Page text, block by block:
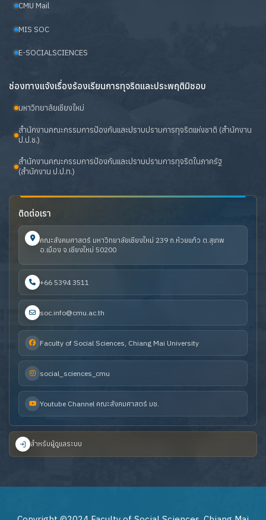
CMU Mail
MIS SOC
E-SOCIALSCIENCES
ช่องทางแจ้งเรื่องร้องเรียนการทุจริตและประพฤติมิชอบ
มหาวิทยาลัยเชียงใหม่
สำนักงานคณะกรรมการป้องกันและปราบปรามการทุจริตแห่งชาติ (สำนักงาน
ป.ป.ช.)
สำนักงานคณะกรรมการป้องกันและปราบปรามการทุจริตในภาครัฐ
(สำนักงาน ป.ป.ท.)
ติดต่อเรา
คณะสังคมศาสตร์ มหาวิทยาลัยเชียงใหม่ 239 ถ.ห้วยแก้ว ต.สุเทพ
อ.เมือง จ.เชียงใหม่ 50200
+66 5394 3511
soc.info@cmu.ac.th
Faculty of Social Sciences, Chiang Mai University
social_sciences_cmu
Youtube Channel คณะสังคมศาสตร์ มช.
สำหรับผู้ดูแลระบบ